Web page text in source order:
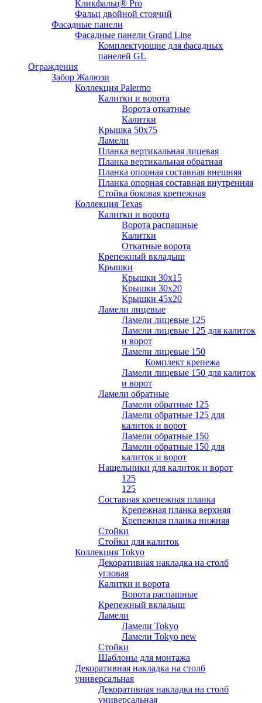
Кликфальц® Pro
Фальц двoйной стоячий
Фасадные панели
Фасадные панели Grand Line
Комплектующие для фасадных
панелей GL
Ограждения
Забор Жалюзи
Коллекция Palermo
Калитки и ворота
Ворота откатные
Калитки
Крышка 50х75
Ламели
Планка вертикальная лицевая
Планка вертикальная обратная
Планка опорная составная внешняя
Планка опорная составная внутренняя
Стойка боковая крепежная
Коллекция Texas
Калитки и ворота
Ворота распашные
Калитки
Откатные ворота
Крепежный вкладыш
Крышки
Крышки 30х15
Крышки 30х20
Крышки 45х20
Ламели лицевые
Ламели лицевые 125
Ламели лицевые 125 для калиток
и ворот
Ламели лицевые 150
Комплект крепежа
Ламели лицевые 150 для калиток
и ворот
Ламели обратные
Ламели обратные 125
Ламели обратные 125 для
калиток и ворот
Ламели обратные 150
Ламели обратные 150 для
калиток и ворот
Нащельники для калиток и ворот
125
125
Составная крепежная планка
Крепежная планка верхняя
Крепежная планка нижняя
Стойки
Стойки для калиток
Коллекция Tokyo
Декоративная накладка на столб
угловая
Калитки и ворота
Ворота распашные
Крепежный вкладыш
Ламели
Ламели Tokyo
Ламели Tokyo new
Стойки
Шаблоны для монтажа
Декоративная накладка на столб
универсальная
Декоративная накладка на столб
универсальная